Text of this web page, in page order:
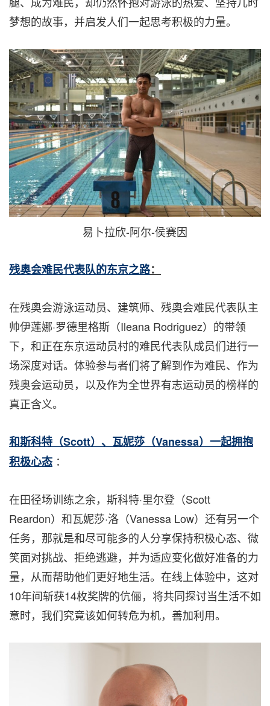
梦想的故事，并启发人们一起思考积极的力量。
易卜拉欣-阿尔-侯赛因
残奥会难民代表队的东京之路：
在残奥会游泳运动员、建筑师、残奥会难民代表队主
帅伊莲娜·罗德里格斯（Ileana Rodriguez）的带领
下，和正在东京运动员村的难民代表队成员们进行一
场深度对话。体验参与者们将了解到作为难民、作为
残奥会运动员，以及作为全世界有志运动员的榜样的
真正含义。
和斯科特（Scott）、瓦妮莎（Vanessa）一起拥抱
积极心态 ：
在田径场训练之余，斯科特·里尔登（Scott
Reardon）和瓦妮莎·洛（Vanessa Low）还有另一个
任务，那就是和尽可能多的人分享保持积极心态、微
笑面对挑战、拒绝逃避，并为适应变化做好准备的力
量，从而帮助他们更好地生活。在线上体验中，这对
10年间斩获14枚奖牌的伉俪，将共同探讨当生活不如
意时，我们究竟该如何转危为机，善加利用。